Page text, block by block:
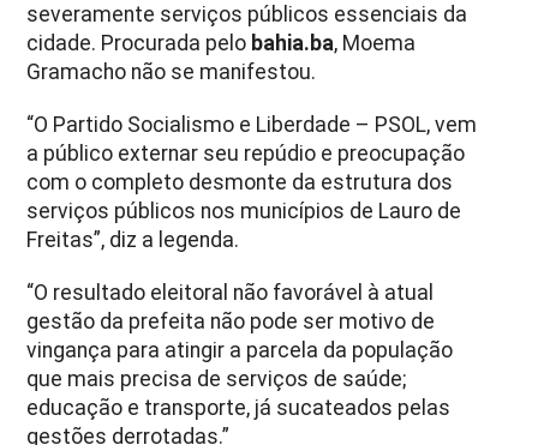
severamente serviços públicos essenciais da
cidade. Procurada pelo bahia.ba, Moema
Gramacho não se manifestou.
“O Partido Socialismo e Liberdade – PSOL, vem
a público externar seu repúdio e preocupação
com o completo desmonte da estrutura dos
serviços públicos nos municípios de Lauro de
Freitas”, diz a legenda.
“O resultado eleitoral não favorável à atual
gestão da prefeita não pode ser motivo de
vingança para atingir a parcela da população
que mais precisa de serviços de saúde;
educação e transporte, já sucateados pelas
gestões derrotadas.”